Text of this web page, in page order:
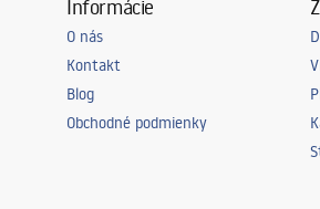
Informácie
O nás
Kontakt
Blog
Obchodné podmienky